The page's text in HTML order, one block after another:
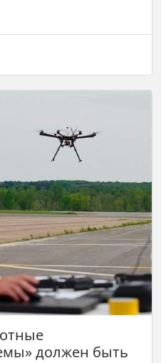
должен быть